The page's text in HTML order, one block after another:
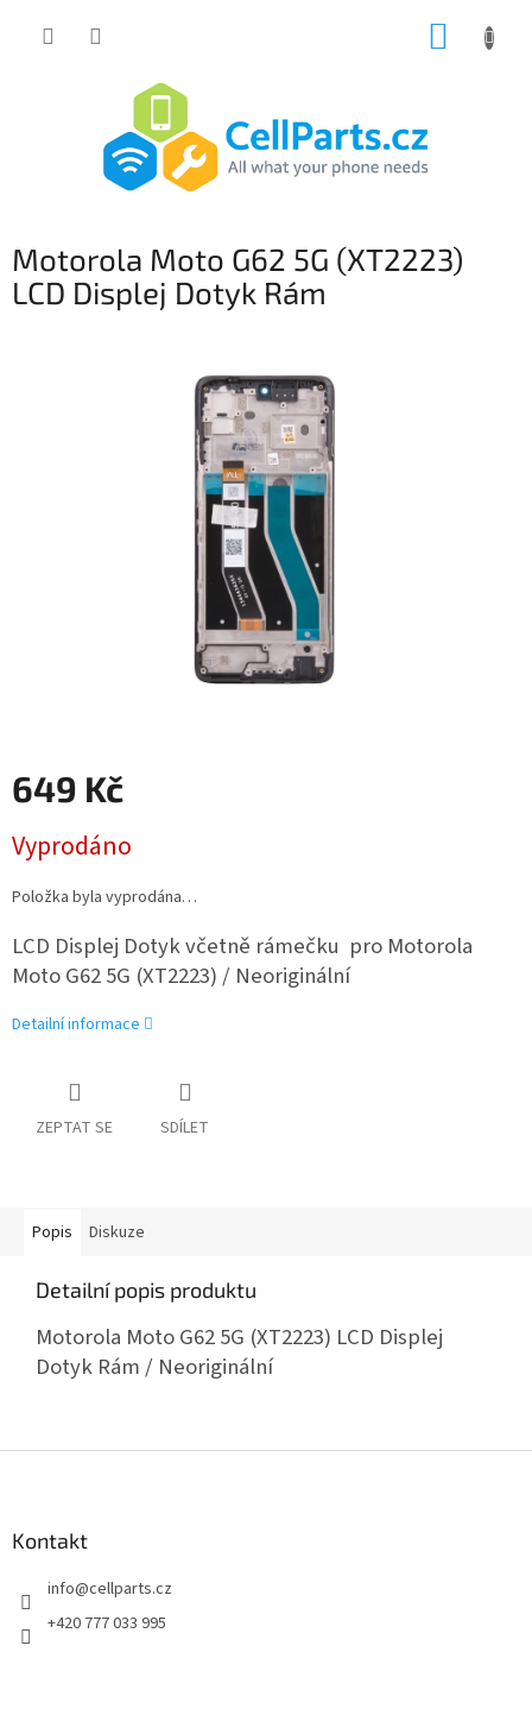
Motorola Moto G62 5G (XT2223)
LCD Displej Dotyk Rám
649 Kč
cena:
Vyprodáno
Položka byla vyprodána…
LCD Displej Dotyk včetně rámečku pro Motorola
Moto G62 5G (XT2223) / Neoriginální
Detailní informace
ZEPTAT SE SDÍLET
Popis Diskuze
Detailní popis produktu
Motorola Moto G62 5G (XT2223) LCD Displej
Dotyk Rám / Neoriginální
Kontakt
info@cellparts.cz
+420 777 033 995